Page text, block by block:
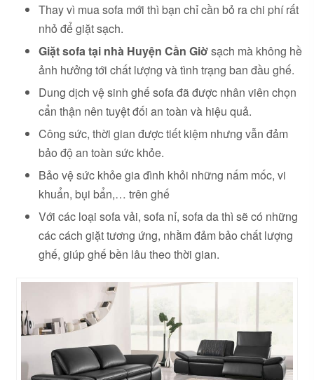
Thay vì mua sofa mới thì bạn chỉ cần bỏ ra chi phí rất
nhỏ để giặt sạch.
Giặt sofa tại nhà Huyện Cần Giờsạch mà không hề
ảnh hưởng tới chất lượng và tình trạng ban đầu ghế.
Dung dịch vệ sinh ghế sofa đã được nhân viên chọn
cẩn thận nên tuyệt đối an toàn và hiệu quả.
Công sức, thời gian được tiết kiệm nhưng vẫn đảm
bảo độ an toàn sức khỏe.
Bảo vệ sức khỏe gia đình khỏi những nấm mốc, vi
khuẩn, bụi bẩn,… trên ghế
Với các loại sofa vải, sofa nỉ, sofa da thì sẽ có những
các cách giặt tương ứng, nhằm đảm bảo chất lượng
ghế, giúp ghế bền lâu theo thời gian.